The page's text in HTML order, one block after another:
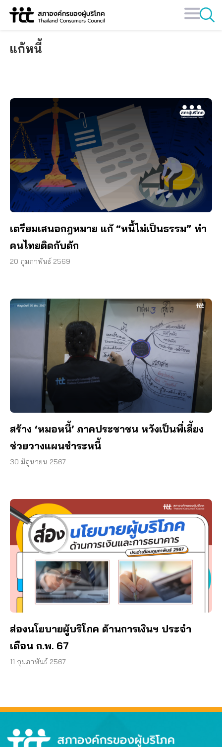
Skip
แก้หนี้
เตรียมเสนอกฎหมาย แก้ “หนี้ไม่เป็นธรรม” ทำ
คนไทยติดกับดัก
20 กุมภาพันธ์ 2569
สร้าง ‘หมอหนี้’ ภาคประชาชน หวังเป็นพี่เลี้ยง
ช่วยวางแผนชำระหนี้
30 มิถุนายน 2567
ส่องนโยบายผู้บริโภค ด้านการเงินฯ ประจำ
เดือน ก.พ. 67
11 กุมภาพันธ์ 2567